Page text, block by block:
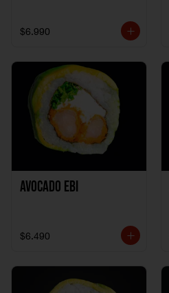
$6.990
Avocado Ebi
$6.490